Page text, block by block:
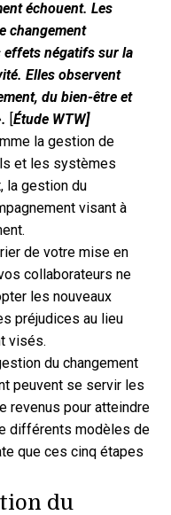
échouent. Les
changement
effets négatifs sur la
Elles observent
du bien-être et
Étude WTW]
la gestion de
et les systèmes
la gestion du
visant à
de votre mise en
collaborateurs ne
les nouveaux
préjudices au lieu
visés.
du changement
peuvent se servir les
revenus pour atteindre
différents modèles de
que ces cinq étapes
du